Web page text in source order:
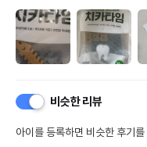
비슷한 리뷰
아이를 등록하면 비슷한 후기